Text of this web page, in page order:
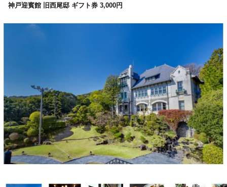
神戸迎賓館 旧西尾邸 ギフト券 3,000円